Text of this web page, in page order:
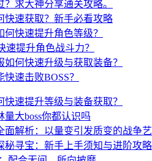
求大神分享通关攻略。
快速获取？新手必看攻略
快速提升角色等级？
速提升角色战斗力？
何快速升级与获取装备？
速击败BOSS？
速提升等级与装备获取？
大boss你都认识吗
面解析：以量变引发质变的战争
秘寻宝：新手上手须知与进阶攻略